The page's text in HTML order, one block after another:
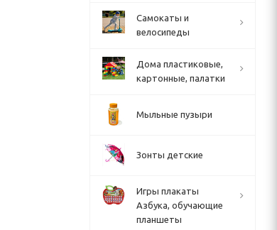
Cамокаты и
велосипеды
Дома пластиковые,
картонные, палатки
Мыльные пузыри
Зонты детские
Игры плакаты
Азбука, обучающие
планшеты